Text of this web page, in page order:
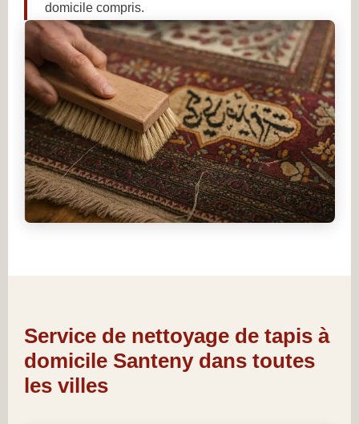
domicile compris.
Service de nettoyage de tapis à
domicile Santeny dans toutes
les villes